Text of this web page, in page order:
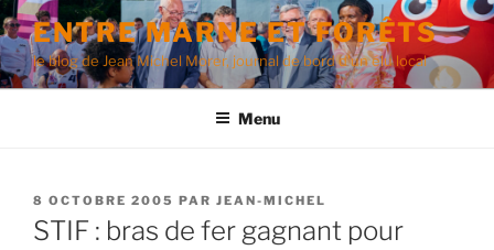
Aller
au
contenu
principal
ENTRE MARNE ET FORÊTS
le blog de Jean Michel Morer, journal de bord d'un élu local
Menu
PUBLIÉ
LE
8 OCTOBRE 2005 PAR JEAN-MICHEL
STIF : bras de fer gagnant pour